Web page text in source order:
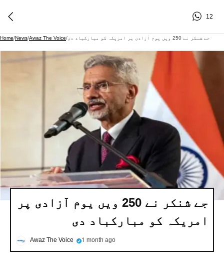
12
Home/News/Awaz The Voice/ جے شنکر نے 250 ویں یوم آزادی پر امریکہ کو مبارکباد دی
جے شنکر نے 250 ویں یوم آزادی پر
امریکہ کو مبارکباد دی
Awaz The Voice 1 month ago